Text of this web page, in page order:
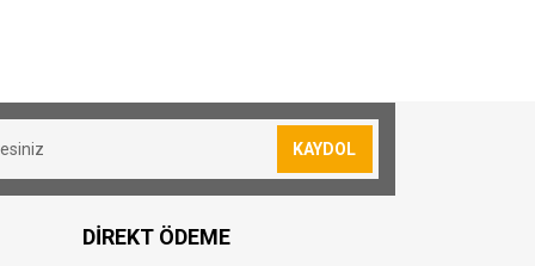
siparişler için 30₺ kargo ücreti
olduğunuz konuma göre
teslim edilmektedir
KAYDOL
DİREKT ÖDEME